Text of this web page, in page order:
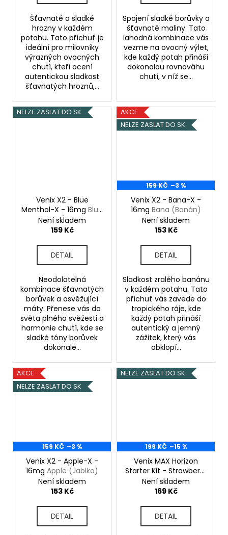
Šťavnaté a sladké
hrozny v každém
potahu. Tato příchuť je
ideální pro milovníky
výrazných ovocných
chutí, kteří ocení
autentickou sladkost
šťavnatých hroznů,...
Spojení sladké borůvky a
šťavnaté maliny. Tato
lahodná kombinace vás
vezme na ovocný výlet,
kde každý potah přináší
dokonalou rovnováhu
chutí, v níž se...
NELZE ZASLAT DO SK
Venix X2 - Blue
Menthol-X - 16mg Blue
Mentho (Borůvka,
Máta)
Není skladem
159 Kč
DETAIL
Neodolatelná
kombinace šťavnatých
borůvek a osvěžující
máty. Přenese vás do
světa plného svěžesti a
harmonie chutí, kde se
sladké tóny borůvek
dokonale...
AKCE
NELZE ZASLAT DO SK
159 KČ –3 %
Venix X2 - Bana-X -
16mg Bana (Banán)
Není skladem
153 Kč
DETAIL
Sladkost zralého banánu
v každém potahu. Tato
příchuť vás zavede do
tropického ráje, kde
každý potah přináší
autentický a jemný
zážitek, který vás
obklopí...
AKCE
NELZE ZASLAT DO SK
159 KČ –3 %
Venix X2 - Apple-X -
16mg Apple (Jablko)
Není skladem
153 Kč
DETAIL
NELZE ZASLAT DO SK
199 KČ –15 %
Venix MAX Horizon
Starter Kit - Strawberry
Kiwi X - 20mg
(Jahoda, Kiwi)
Není skladem
169 Kč
DETAIL